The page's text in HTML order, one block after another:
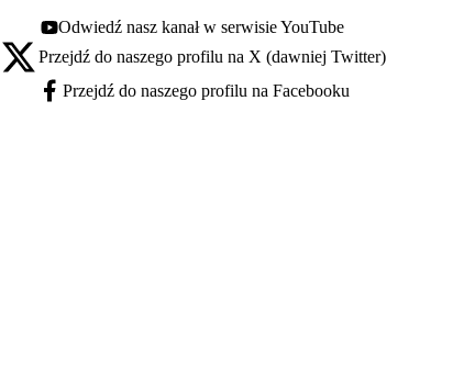
Youtube - otwiera się w nowej karcie
Odwiedź nasz kanał w serwisie YouTube
X - otwiera się w nowej karcie
Przejdź do naszego profilu na X (dawniej Twitter)
Facebook - otwiera się w nowej karcie
Przejdź do naszego profilu na Facebooku